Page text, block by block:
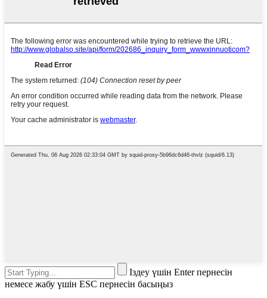
Іздеу үшін Enter пернесін
немесе жабу үшін ESC пернесін басыңыз